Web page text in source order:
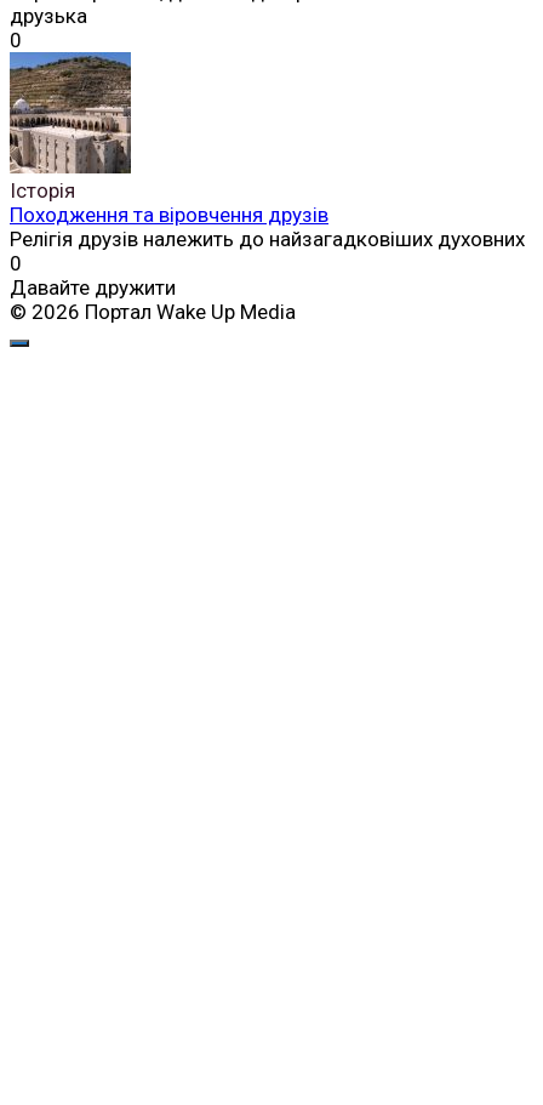
друзька
0
Історія
Походження та віровчення друзів
Релігія друзів належить до найзагадковіших духовних
0
Давайте дружити
© 2026 Портал Wake Up Media